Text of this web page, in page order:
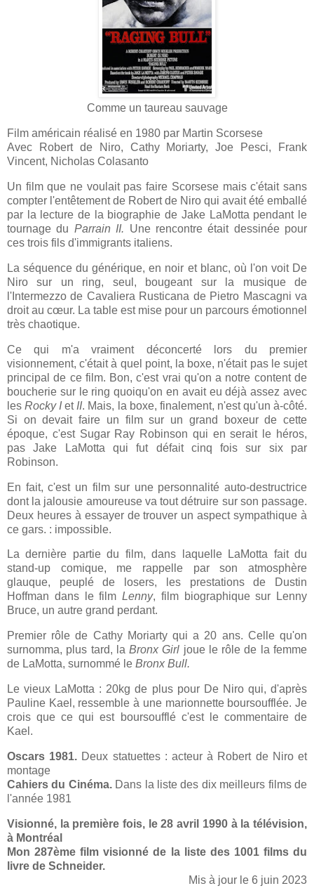
Comme un taureau sauvage
Film américain réalisé en 1980 par Martin Scorsese
Avec Robert de Niro, Cathy Moriarty, Joe Pesci, Frank
Vincent, Nicholas Colasanto
Un film que ne voulait pas faire Scorsese mais c'était sans
compter l'entêtement de Robert de Niro qui avait été emballé
par la lecture de la biographie de Jake LaMotta pendant le
tournage du Parrain II. Une rencontre était dessinée pour
ces trois fils d'immigrants italiens.
La séquence du générique, en noir et blanc, où l'on voit De
Niro sur un ring, seul, bougeantsur la musique de
l'Intermezzo de Cavaliera Rusticana de Pietro Mascagni va
droit au cœur. La table est mise pour un parcours émotionnel
très chaotique.
Ce qui m'a vraiment déconcerté lors du premier
visionnement, c'était à quel point, la boxe, n'était pas le sujet
principal de ce film. Bon, c'est vrai qu'on a notre content de
boucherie sur le ring quoiqu'on en avait eu déjà assez avec
lesRocky Iet II. Mais, la boxe, finalement, n'est qu'un à-côté.
Si on devait faire un film sur un grand boxeur de cette
époque, c'est Sugar Ray Robinson qui en serait le héros,
pas Jake LaMotta qui fut défait cinq fois sur six par
Robinson.
En fait, c'est un film sur une personnalité auto-destructrice
dont la jalousie amoureuse va tout détruire sur son passage.
Deux heures à essayer de trouver un aspect sympathique à
ce gars. : impossible.
La dernière partie du film, dans laquelle LaMotta fait du
stand-up comique, me rappelle par son atmosphère
glauque, peuplé de losers, les prestations de Dustin
Hoffman dans le film Lenny, film biographique sur Lenny
Bruce, un autre grand perdant.
Premier rôle de Cathy Moriarty qui a 20 ans. Celle qu'on
surnomma, plus tard, laBronx Girl joue le rôle de la femme
de LaMotta, surnommé le Bronx Bull.
Le vieux LaMotta : 20kg de plus pour De Niro qui, d'après
Pauline Kael, ressemble à une marionnette boursoufflée. Je
crois que ce qui est boursoufflé c'est le commentaire de
Kael.
Oscars 1981. Deux statuettes : acteur à Robert de Niro et
montage
Cahiers du Cinéma. Dans la liste des dix meilleurs films de
l'année 1981
Visionné, la première fois, le 28 avril 1990 à la télévision,
à Montréal
Mon 287ème film visionné de la liste des 1001 films du
livre de Schneider.
Mis à jour le 6 juin 2023